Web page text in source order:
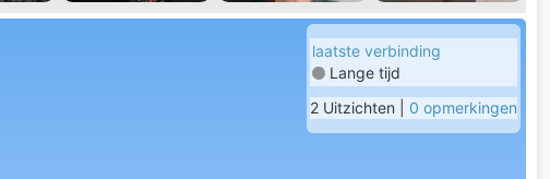
laatste verbinding
Lange tijd
2 Uitzichten | 0 opmerkingen